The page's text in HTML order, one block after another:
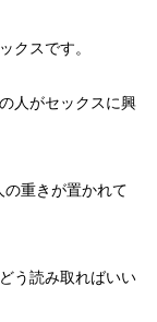
クスです。
人がセックスに興
重きが置かれて
う読み取ればいい